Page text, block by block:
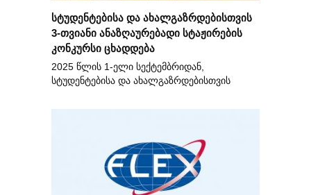
სტუდენტებისა და ახალგაზრდებისთვის
3-თვიანი ანაზღაურებადი სტაჟირების
კონკურსი ცხადდება
2025 წლის 1-ელი სექტემბრიდან,
სტუდენტებისა და ახალგაზრდებისთვის